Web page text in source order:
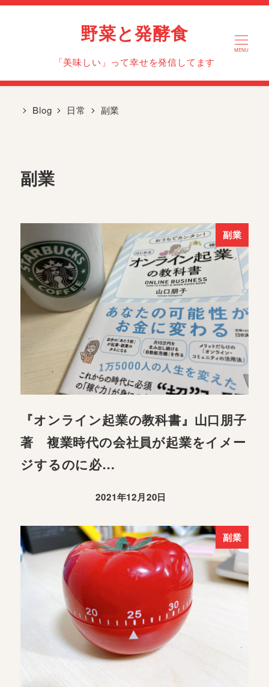
野菜と発酵食
「美味しい」って幸せを発信してます
MENU
Blog 日常 副業
副業
副業
『オンライン起業の教科書』山口朋子
著 複業時代の会社員が起業をイメー
ジするのに必…
2021年12月20日
副業